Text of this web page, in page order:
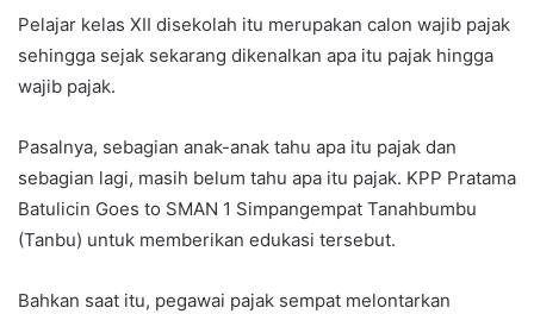
Pelajar kelas XII disekolah itu merupakan calon wajib pajak
sehingga sejak sekarang dikenalkan apa itu pajak hingga
wajib pajak.
Pasalnya, sebagian anak-anak tahu apa itu pajak dan
sebagian lagi, masih belum tahu apa itu pajak. KPP Pratama
Batulicin Goes to SMAN 1 Simpangempat Tanahbumbu
(Tanbu) untuk memberikan edukasi tersebut.
Bahkan saat itu, pegawai pajak sempat melontarkan